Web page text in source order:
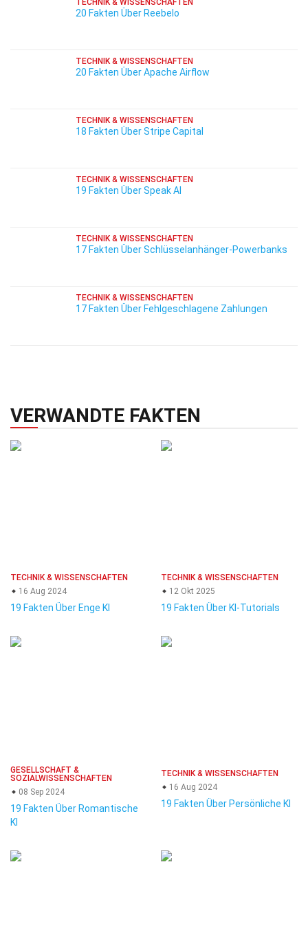
TECHNIK & WISSENSCHAFTEN
20 Fakten Über Reebelo
TECHNIK & WISSENSCHAFTEN
20 Fakten Über Apache Airflow
TECHNIK & WISSENSCHAFTEN
18 Fakten Über Stripe Capital
TECHNIK & WISSENSCHAFTEN
19 Fakten Über Speak AI
TECHNIK & WISSENSCHAFTEN
17 Fakten Über Schlüsselanhänger-Powerbanks
TECHNIK & WISSENSCHAFTEN
17 Fakten Über Fehlgeschlagene Zahlungen
VERWANDTE FAKTEN
TECHNIK & WISSENSCHAFTEN
16 Aug 2024
19 Fakten Über Enge KI
TECHNIK & WISSENSCHAFTEN
12 Okt 2025
19 Fakten Über KI-Tutorials
GESELLSCHAFT &
SOZIALWISSENSCHAFTEN
08 Sep 2024
19 Fakten Über Romantische
KI
TECHNIK & WISSENSCHAFTEN
16 Aug 2024
19 Fakten Über Persönliche KI